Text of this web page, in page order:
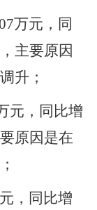
万元，同
主要原因
升 ；
元，同比增
原因是在
，同比增